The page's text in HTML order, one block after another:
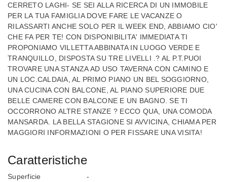
CERRETO LAGHI- SE SEI ALLA RICERCA DI UN IMMOBILE
PER LA TUA FAMIGLIA DOVE FARE LE VACANZE O
RILASSARTI ANCHE SOLO PER IL WEEK END, ABBIAMO CIO'
CHE FA PER TE! CON DISPONIBILITA' IMMEDIATA TI
PROPONIAMO VILLETTA ABBINATA IN LUOGO VERDE E
TRANQUILLO, DISPOSTA SU TRE LIVELLI .? AL P.T.PUOI
TROVARE UNA STANZA AD USO TAVERNA CON CAMINO E
UN LOC.CALDAIA, AL PRIMO PIANO UN BEL SOGGIORNO,
UNA CUCINA CON BALCONE, AL PIANO SUPERIORE DUE
BELLE CAMERE CON BALCONE E UN BAGNO. SE TI
OCCORRONO ALTRE STANZE ? ECCO QUA, UNA COMODA
MANSARDA. LA BELLA STAGIONE SI AVVICINA, CHIAMA PER
MAGGIORI INFORMAZIONI O PER FISSARE UNA VISITA!
Caratteristiche
Superficie
-